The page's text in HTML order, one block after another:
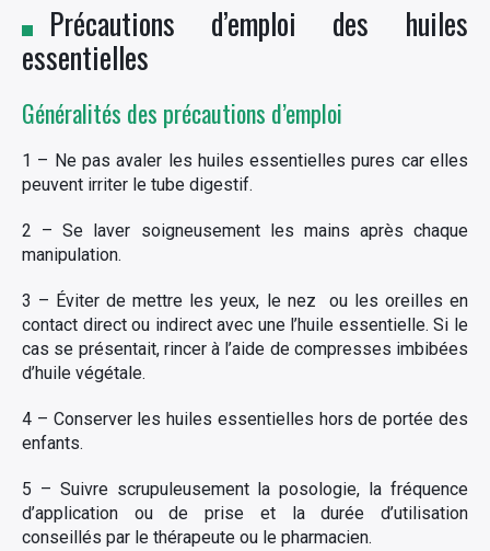
Précautions d’emploi des huiles
essentielles
Généralités des précautions d’emploi
1 – Ne pas avaler les huiles essentielles pures car elles
peuvent irriter le tube digestif.
2 – Se laver soigneusement les mains après chaque
manipulation.
3 – Éviter de mettre les yeux, le nez ou les oreilles en
contact direct ou indirect avec une l’huile essentielle. Si le
cas se présentait, rincer à l’aide de compresses imbibées
d’huile végétale.
4 – Conserver les huiles essentielles hors de portée des
enfants.
5 – Suivre scrupuleusement la posologie, la fréquence
d’application ou de prise et la durée d’utilisation
conseillés par le thérapeute ou le pharmacien.